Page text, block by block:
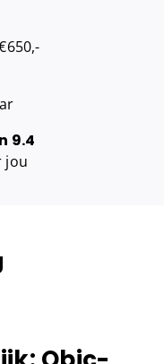
9.4
jou